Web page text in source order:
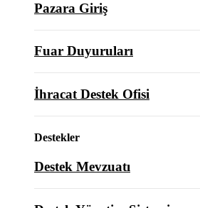
Pazara Giriş
Fuar Duyuruları
İhracat Destek Ofisi
Destekler
Destek Mevzuatı